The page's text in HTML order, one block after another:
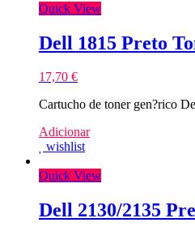
Quick View
Dell 1815 Preto
17,70 €
Cartucho de toner gen?rico
Adicionar
wishlist
Quick View
Dell 2130/2135